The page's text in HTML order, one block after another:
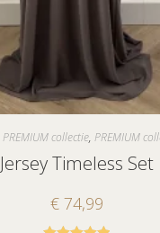
PREMIUM collectie, PREMIUM
Jersey Timeless Set
€74,99